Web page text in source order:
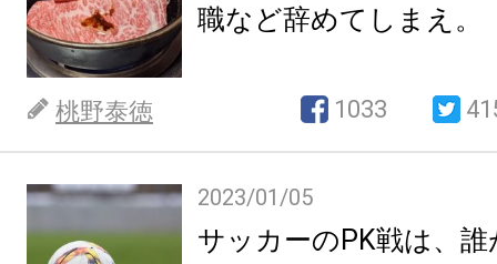
職など辞めてしまえ。
桃野泰徳 1033
2023/01/05
サッカーのPK戦は、